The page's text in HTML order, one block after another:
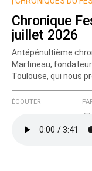
Chronique
juillet 2026
Antépénultième
Martineau,
Toulouse, qui nous
ÉCOUTER